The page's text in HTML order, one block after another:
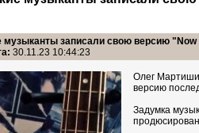
музыканты записали свою версию "Now
30.11.23 10:44:23
Олег
версию
Задумка